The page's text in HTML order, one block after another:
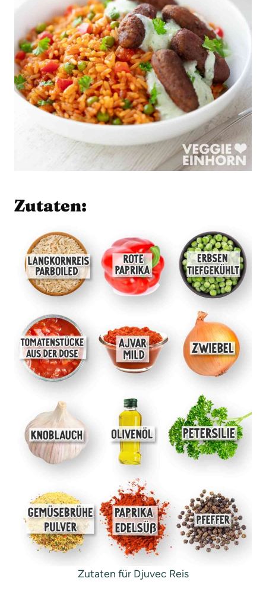
Zutaten:
Zutaten für Djuvec Reis